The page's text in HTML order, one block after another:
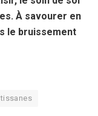
À savourer en
le bruissement
tissanes